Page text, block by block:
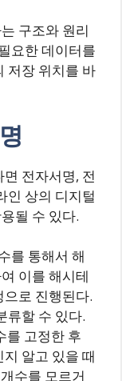
구조와 원리
요한 데이터를
저장 위치를 바
전자서명, 전
인 상의 디지털
될 수 있다.
를 통해서 해
이를 해시테
로 진행된다.
류할 수 있다.
를 고정한 후
알고 있을 때
수를 모르거